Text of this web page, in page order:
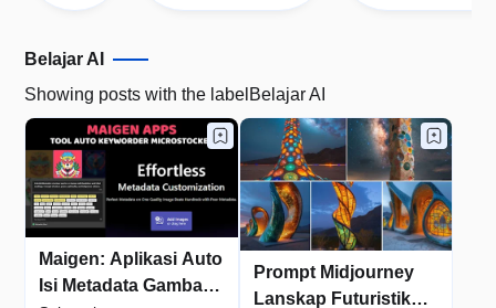
Belajar AI
Showing posts with the label Belajar AI
Maigen: Aplikasi Auto
Isi Metadata Gambar
Prompt Midjourney
Lanskap Futuristik